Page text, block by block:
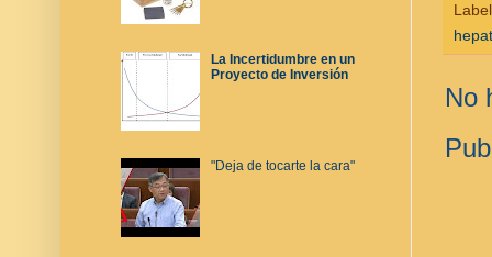
No
La Incertidumbre en un
Proyecto de Inversión
"Deja de tocarte la cara"